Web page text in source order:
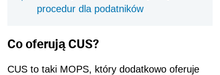
procedur dla podatników
Co oferują CUS?
CUS to taki MOPS, który dodatkowo oferuje